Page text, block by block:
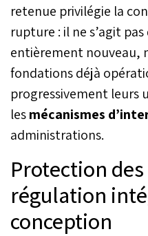
retenue privilégie la
rupture : il ne s’agit
entièrement nouveau,
fondations déjà
progressivement leurs
lesmécanismes
administrations.
Protection
régulation
conception